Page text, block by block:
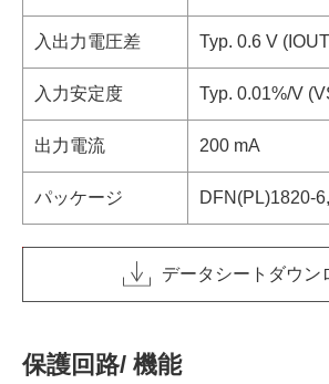
入出力電圧差 Typ. 0.6 V
入力安定度 Typ. 0.01%/V
出力電流 200 mA
パッケージ DFN(PL)1820-
データシートダウン
保護回路/ 機能